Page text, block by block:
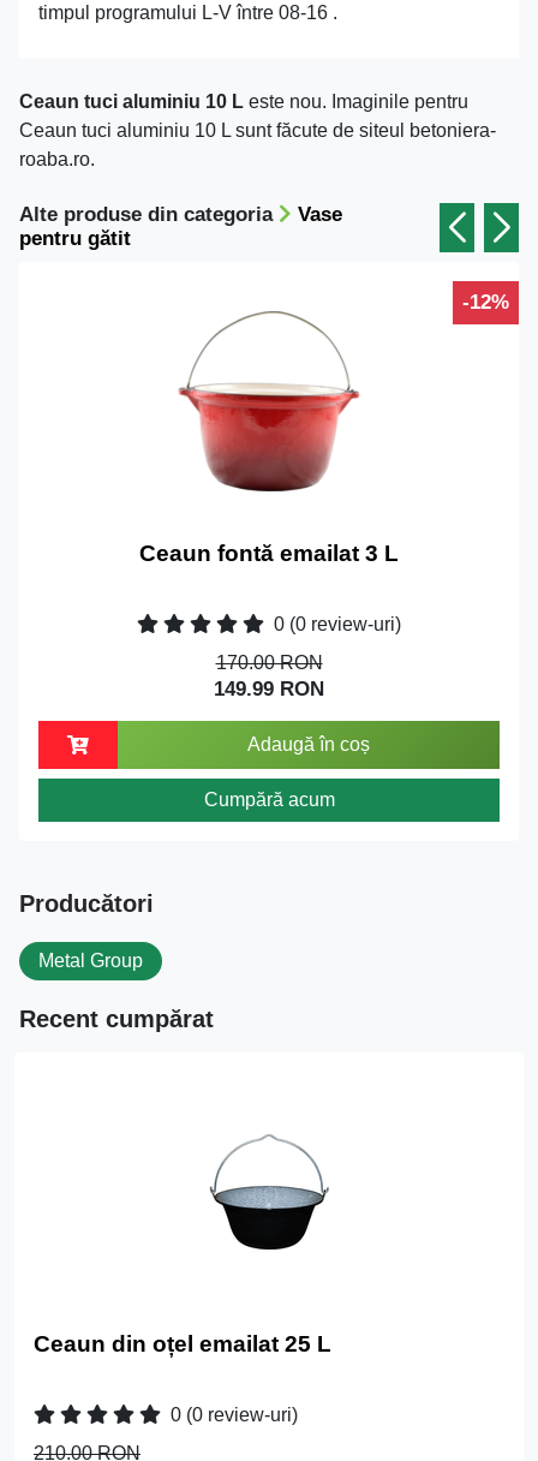
timpul programului L-V între 08-16 .
Ceaun tuci aluminiu 10 L este nou. Imaginile pentru
Ceaun tuci aluminiu 10 L sunt făcute de siteul betoniera-
roaba.ro.
Alte produse din categoria
Vase
pentru gătit
-12%
Ceaun fontă emailat 3 L
0 (0 review-uri)
170.00 RON
149.99 RON
Adaugă în coș
Cumpără acum
Producători
Metal Group
Recent cumpărat
Ceaun din oțel emailat 25 L
0 (0 review-uri)
210.00 RON